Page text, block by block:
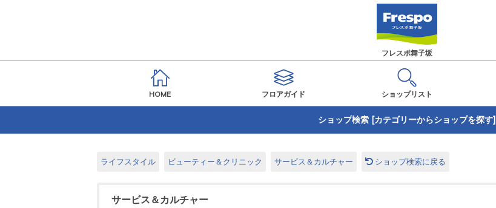
フレスポ舞子坂
HOME フロアガイド ショップリスト
ショップ検索 [カテゴリーからショップを探す]
ライフスタイル ビューティー＆クリニック サービス＆カルチャー ショップ検索に戻る
サービス＆カルチャー